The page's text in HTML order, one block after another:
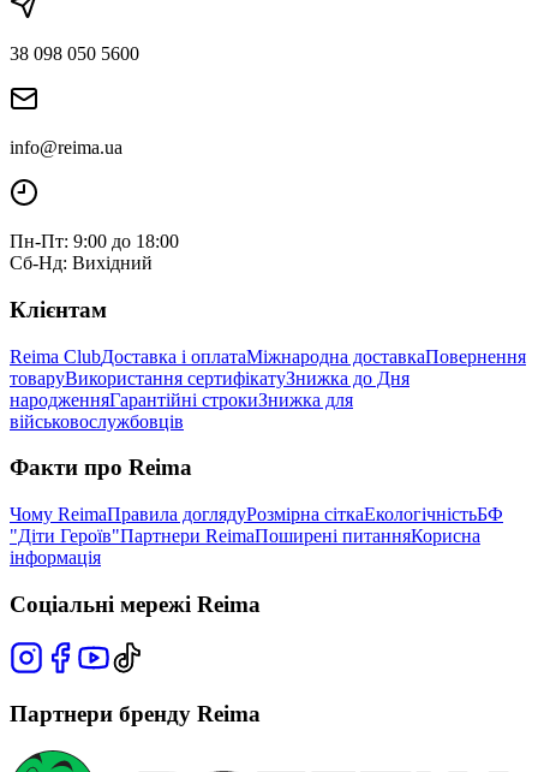
38 098 050 5600
info@reima.ua
Пн-Пт: 9:00 до 18:00
Сб-Нд: Вихідний
Клієнтам
Reima ClubДоставка і оплатаМіжнародна доставкаПовернення
товаруВикористання сертифікатуЗнижка до Дня
народженняГарантійні строкиЗнижка для
військовослужбовців
Факти про Reima
Чому ReimaПравила доглядуРозмірна сіткаЕкологічністьБФ
"Діти Героїв"Партнери ReimaПоширені питанняКорисна
інформація
Соціальні мережі Reima
Партнери бренду Reima